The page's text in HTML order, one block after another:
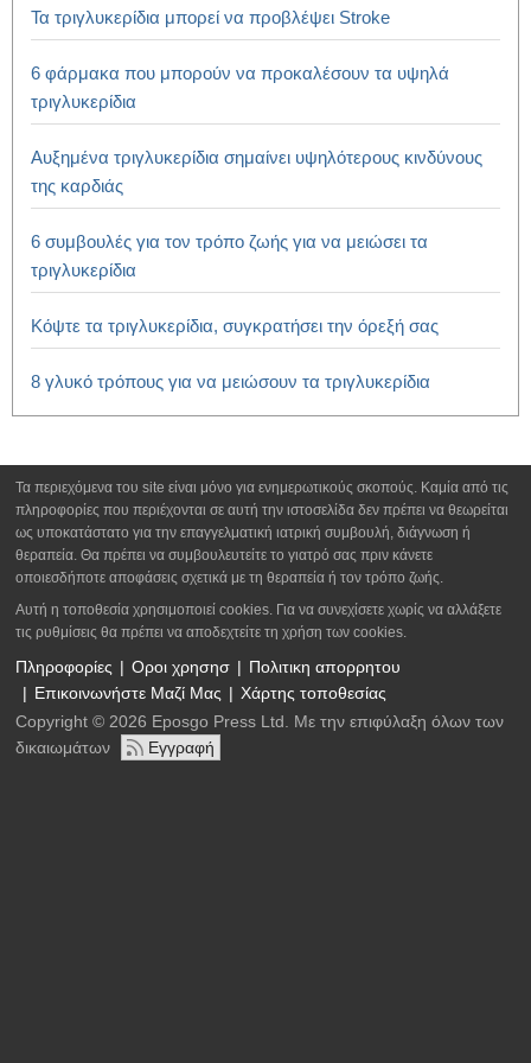
Τα τριγλυκερίδια μπορεί να προβλέψει Stroke
6 φάρμακα που μπορούν να προκαλέσουν τα υψηλά
τριγλυκερίδια
Αυξημένα τριγλυκερίδια σημαίνει υψηλότερους κινδύνους
της καρδιάς
6 συμβουλές για τον τρόπο ζωής για να μειώσει τα
τριγλυκερίδια
Κόψτε τα τριγλυκερίδια, συγκρατήσει την όρεξή σας
8 γλυκό τρόπους για να μειώσουν τα τριγλυκερίδια
Τα περιεχόμενα του site είναι μόνο για ενημερωτικούς σκοπούς. Καμία από τις
πληροφορίες που περιέχονται σε αυτή την ιστοσελίδα δεν πρέπει να θεωρείται
ως υποκατάστατο για την επαγγελματική ιατρική συμβουλή, διάγνωση ή
θεραπεία. Θα πρέπει να συμβουλευτείτε το γιατρό σας πριν κάνετε
οποιεσδήποτε αποφάσεις σχετικά με τη θεραπεία ή τον τρόπο ζωής.
Αυτή η τοποθεσία χρησιμοποιεί cookies. Για να συνεχίσετε χωρίς να αλλάξετε
τις ρυθμίσεις θα πρέπει να αποδεχτείτε τη χρήση των cookies.
Πληροφορίες Οροι χρησησ
Πολιτικη απορρητου
Επικοινωνήστε Μαζί Μας
Χάρτης τοποθεσίας
Copyright © 2026 Eposgo Press Ltd. Με την επιφύλαξη όλων των
δικαιωμάτων
Εγγραφή